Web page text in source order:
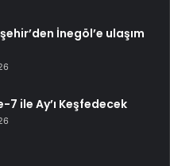
İnegöl’e ulaşım
7 ile Ay’ı Keşfedecek